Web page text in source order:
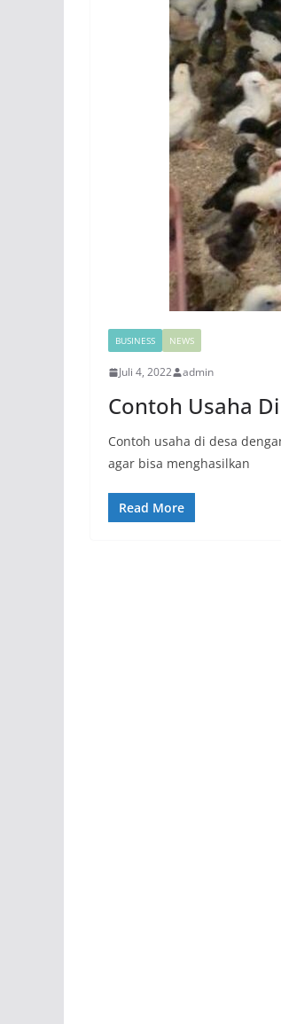
BUSINESS NEWS
Juli 4, 2022 admin
Contoh Usaha
Contoh usaha di desa
agar bisa menghasilkan
Read More